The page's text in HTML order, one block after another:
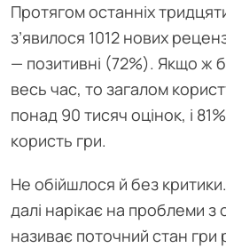
Протягом останніх
з’явилося 1012 нових
— позитивні (72%). Якщо ж
весь час, то загалом
понад 90 тисяч оцінок, і
користь гри.
Не обійшлося й без
далі нарікає на проблеми з
називає поточний стан